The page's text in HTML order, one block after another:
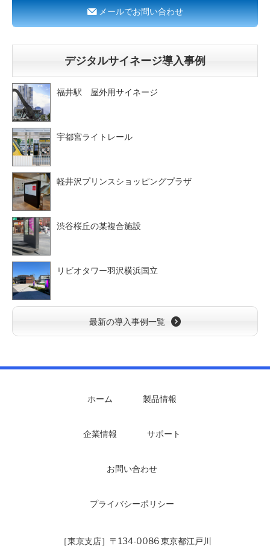
メールでお問い合わせ
デジタルサイネージ導入事例
福井駅 屋外用サイネージ
宇都宮ライトレール
軽井沢プリンスショッピングプラザ
渋谷桜丘の某複合施設
リビオタワー羽沢横浜国立
最新の導入事例一覧
ホーム 製品情報
企業情報 サポート
お問い合わせ
プライバシーポリシー
［東京支店］〒134-0086 東京都江戸川